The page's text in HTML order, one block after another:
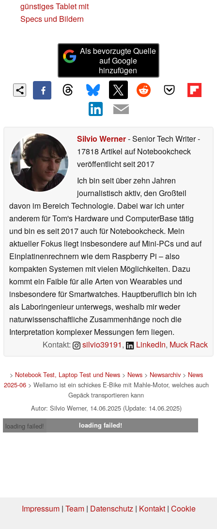
günstiges Tablet mit
Specs und Bildern
Als bevorzugte Quelle
auf Google
hinzufügen
Silvio Werner- Senior Tech Writer-
17818 Artikel auf Notebookcheck
veröffentlichtseit 2017
Ich bin seit über zehn Jahren
journalistisch aktiv, den Großteil
davon im Bereich Technologie. Dabei war ich unter
anderem für Tom's Hardware und ComputerBase tätig
und bin es seit 2017 auch für Notebookcheck. Mein
aktueller Fokus liegt insbesondere auf Mini-PCs und auf
Einplatinenrechnern wie dem Raspberry Pi – also
kompakten Systemen mit vielen Möglichkeiten. Dazu
kommt ein Faible für alle Arten von Wearables und
insbesondere für Smartwatches. Hauptberuflich bin ich
als Laboringenieur unterwegs, weshalb mir weder
naturwissenschaftliche Zusammenhänge noch die
Interpretation komplexer Messungen fern liegen.
Kontakt:
silvio39191, LinkedIn, Muck Rack
> Notebook Test, Laptop Test und News> News> Newsarchiv> News
2025-06> Wellamo ist ein schickes E-Bike mit Mahle-Motor, welches auch
Gepäck transportieren kann
Autor: Silvio Werner, 14.06.2025 (Update: 14.06.2025)
loading failed!
loading failed!
Impressum| Team| Datenschutz| Kontakt| Cookie